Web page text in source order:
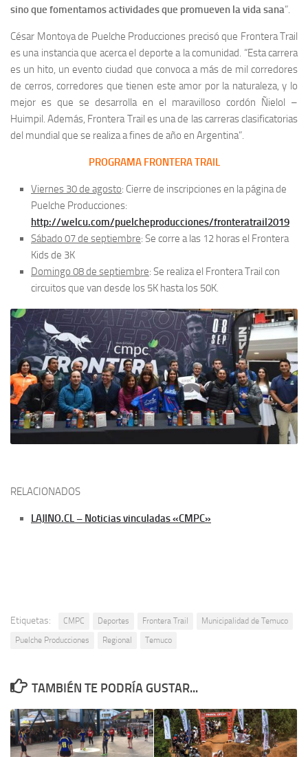
sino que fomentamos actividades que promueven la vida sana”.
César Montoya de Puelche Producciones precisó que Frontera Trail
es una instancia que acerca el deporte a la comunidad. “Esta carrera
es un hito, un evento ciudad que convoca a más de mil corredores
de cerros, corredores que tienen este amor por la naturaleza, y lo
mejor es que se desarrolla en el maravilloso cordón Ñielol –
Huimpil. Además, Frontera Trail es una de las carreras clasificatorias
del mundial que se realiza a fines de año en Argentina”.
PROGRAMA FRONTERA TRAIL
Viernes 30 de agosto: Cierre de inscripciones en la página de
Puelche Producciones:
http://welcu.com/puelcheproducciones/fronteratrail2019
Sábado 07 de septiembre: Se corre a las 12 horas el Frontera
Kids de 3K
Domingo 08 de septiembre: Se realiza el Frontera Trail con
circuitos que van desde los 5K hasta los 50K.
RELACIONADOS
LAJINO.CL – Noticias vinculadas «CMPC»
Etiquetas: CMPC Deportes Frontera Trail
Municipalidad de Temuco
Puelche Producciones
Regional Temuco
TAMBIÉN TE PODRÍA GUSTAR...